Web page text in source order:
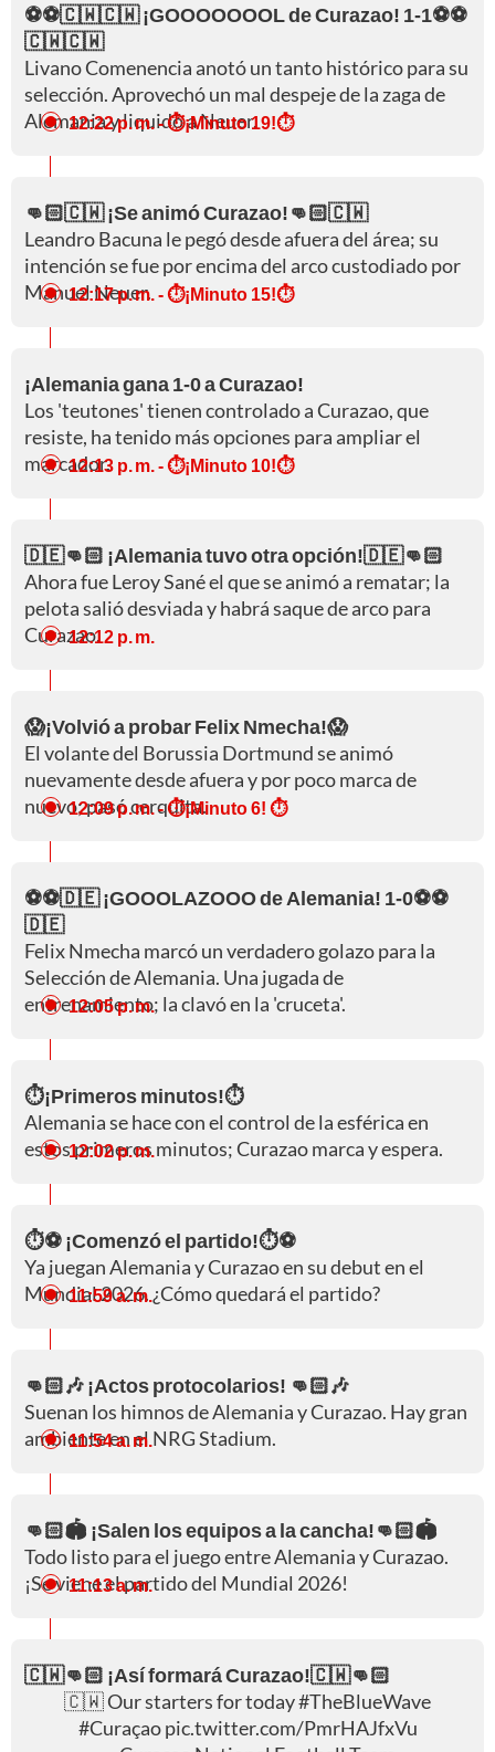
⚽⚽🇨🇼🇨🇼 ¡GOOOOOOOL de Curazao! 1-1⚽⚽
🇨🇼🇨🇼
Livano Comenencia anotó un tanto histórico para su
selección. Aprovechó un mal despeje de la zaga de
Alemania y liquidó a Neuer.
12:22 p. m.- ⏱️¡Minuto 19!⏱️
👊🏻🇨🇼 ¡Se animó Curazao!👊🏻🇨🇼
Leandro Bacuna le pegó desde afuera del área; su
intención se fue por encima del arco custodiado por
Manuel Neuer.
12:17 p. m.- ⏱️¡Minuto 15!⏱️
¡Alemania gana 1-0 a Curazao!
Los 'teutones' tienen controlado a Curazao, que
resiste, ha tenido más opciones para ampliar el
marcador.12:13 p. m.- ⏱️¡Minuto 10!⏱️
🇩🇪👊🏻 ¡Alemania tuvo otra opción!🇩🇪👊🏻
Ahora fue Leroy Sané el que se animó a rematar; la
pelota salió desviada y habrá saque de arco para
Curazao.12:12 p. m.
😱¡Volvió a probar Felix Nmecha!😱
El volante del Borussia Dortmund se animó
nuevamente desde afuera y por poco marca de
nuevo; pasó cerquita.
12:09 p. m.- ⏱️¡Minuto 6! ⏱️
⚽⚽🇩🇪 ¡GOOOLAZOOO de Alemania! 1-0⚽⚽
🇩🇪
Felix Nmecha marcó un verdadero golazo para la
Selección de Alemania. Una jugada de
entrenamiento; la clavó en la 'cruceta'.
12:05 p. m.
⏱️¡Primeros minutos!⏱️
Alemania se hace con el control de la esférica en
estos primeros minutos; Curazao marca y espera.
12:02 p. m.
⏱️⚽ ¡Comenzó el partido!⏱️⚽
Ya juegan Alemania y Curazao en su debut en el
Mundial 2026. ¿Cómo quedará el partido?
11:59 a. m.
👊🏻🎶 ¡Actos protocolarios! 👊🏻🎶
Suenan los himnos de Alemania y Curazao. Hay gran
ambiente en el NRG Stadium.
11:54 a. m.
👊🏻🏟️ ¡Salen los equipos a la cancha!👊🏻🏟️
Todo listo para el juego entre Alemania y Curazao.
¡Se viene el partido del Mundial 2026!
11:13 a. m.
🇨🇼👊🏻 ¡Así formará Curazao!🇨🇼👊🏻
🇨🇼 Our starters for today#TheBlueWave
#Curaçao pic.twitter.com/PmrHAJfxVu